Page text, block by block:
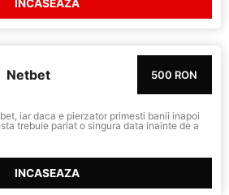
INCASEAZA
Netbet 500 RON
iar daca e pierzator primesti banii inapoi
trebuie pariat o singura data inainte de a
INCASEAZA